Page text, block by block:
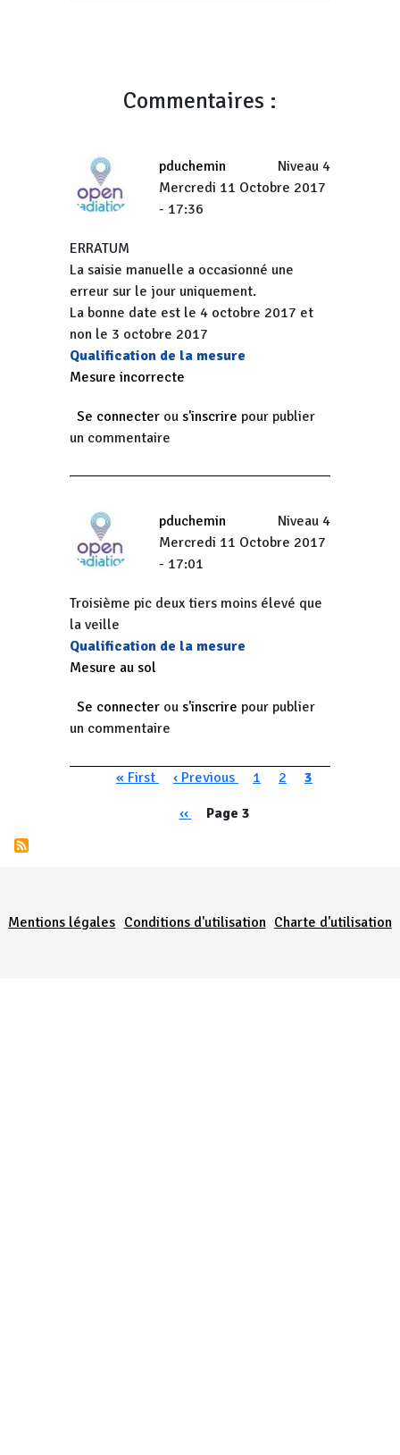
Commentaires :
pduchemin
Niveau 4
Mercredi 11 Octobre 2017
- 17:36
ERRATUM
La saisie manuelle a occasionné une
erreur sur le jour uniquement.
La bonne date est le 4 octobre 2017 et
non le 3 octobre 2017
Qualification de la mesure
Mesure incorrecte
Se connecter ou s'inscrire pour publier
un commentaire
pduchemin
Niveau 4
Mercredi 11 Octobre 2017
- 17:01
Troisième pic deux tiers moins élevé que
la veille
Qualification de la mesure
Mesure au sol
Se connecter ou s'inscrire pour publier
un commentaire
Pagination
Première page
« First Page précédente
‹ Previous Page
1 Page
2 Page courante
3
Page précédente
‹‹ Page 3
Mentions légales Conditions d'utilisation Charte d'utilisation